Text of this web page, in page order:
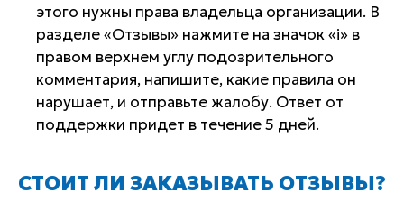
этого нужны права владельца организации. В
разделе «Отзывы» нажмите на значок «i» в
правом верхнем углу подозрительного
комментария, напишите, какие правила он
нарушает, и отправьте жалобу. Ответ от
поддержки придет в течение 5 дней.
СТОИТ ЛИ ЗАКАЗЫВАТЬ ОТЗЫВЫ?